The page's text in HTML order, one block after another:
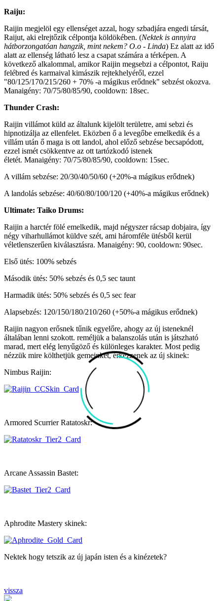
Raiju:
Raijin megjelöl egy ellenséget azzal, hogy szbadjára engedi társát,
Raijut, aki elrejtőzik célpontja köldökében. (Nektek is annyira
hátborzongatóan hangzik, mint nekem? O.o - Linda) Ez alatt az idő
alatt az ellenség látható lesz a csapat számára a térképen. A
következő alkalommal, amikor Raijin megsebzi a célpontot, Raiju
felébred és karmaival kimászik rejtekhelyéről, ezzel
"80/125/170/215/260 + 70% -a mágikus erődnek" sebzést okozva.
Manaigény: 70/75/80/85/90, cooldown: 18sec.
Thunder Crash:
Raijin villámot küld az általunk kijelölt területre, ami sebzi és
hipnotizálja az ellenfelet. Eközben ő a levegőbe emelkedik és a
villám után ő maga is ott landol, ahol előző sebzése becsapódott,
ezzel ismét csökkentve az ott tartózkodó istenek
életét. Manaigény: 70/75/80/85/90, cooldown: 15sec.
A villám sebzése: 20/30/40/50/60 (+20%-a mágikus erődnek)
A landolás sebzése: 40/60/80/100/120 (+40%-a mágikus erődnek)
Ultimate: Taiko Drums:
Raijin a harctér fölé emelkedik, majd négyszer rácsap dobjaira, így
négy viharhullámot küldve szét, ami háromféle ütésből kerül
véletlenszerűen kiválasztásra. Manaigény: 90, cooldown: 90sec.
Első ütés: 100% sebzés
Második ütés: 50% sebzés és 0,5 sec taunt
Harmadik ütés: 50% sebzés és 0,5 sec fear
Alapsebzés: 120/150/180/210/260 (+50%-a mágikus erődnek)
Raijin nagyon erősnek tűnik egyelőre, ahogy az új isteneknél
általában lenni szokott. reméljük a balanszolás után is játszható
marad, mert elég lenyűgöző és különleges karakter. Most pedig
nézzük mire költhetjük gemeinket, érkezzenek az új skinek:
Nimbus Raijin:
Armored Scurrier Ratatoskr:
Arcane Assassin Bastet:
Aphrodite Mastery skinek:
Nektek hogy tetszik az új japán isten és a kinézetek?
vissza